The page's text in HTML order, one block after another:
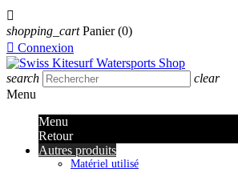

shopping_cart Panier (0)
 Connexion
search
clear
Menu
Menu
Retour
Autres produits
Matériel utilisé